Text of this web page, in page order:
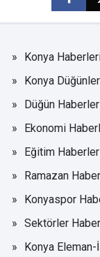
Konya
Konya
Düğün
Ekonomi
Eğitim
Ramazan
Konyaspor
Sektörler
Konya Eleman-